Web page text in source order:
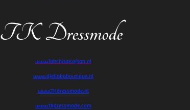
TK Dressmode
www.TakchitaKaftan.nl
www.djellababoutique.nl
www.TKdressmode.nl
www.Tkdressmode.com